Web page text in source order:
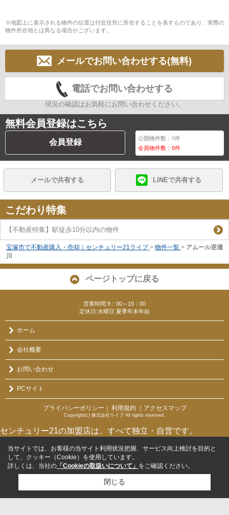
※地図上に表示される物件の位置は付近住所に所在することを表すものであり、実際の
物件所在地とは異なる場合がございます。
メールでお問い合わせする(無料)
電話でお問い合わせする
現況の確認はお気軽にお問い合わせください。
無料会員登録はこちら
会員登録 公開物件数：0件
会員物件数：0件
メールで共有する LINEで共有する
こだわり特集
【不動産特集】駅徒歩10分以内の物件
宝塚市で不動産購入・売却｜センチュリー21ライブ > 物件一覧 > アムール逆瀬
川
ページトップに戻る
営業時間:9：00～19：00
定休日:水曜日 夏季年末年始
ホーム
会社概要
お問い合わせ
PCサイト
プライバシーポリシー 利用規約 ｜アクセスマップ
Copyright(c) 株式会社ライブ All rights reserved.
センチュリー21の加盟店は、すべて独立・自営です。
当サイトでは、お客様の当サイト利用状況把握、サービス向上検討を目的と
して、クッキー（Cookie）を使用しています。
詳しくは、当社の 「Cookieの取扱いについて」 をご確認ください。
閉じる